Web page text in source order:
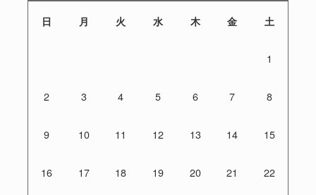
日 月 火 水 木 金 土
1
2 3 4 5 6 7 8
9 10 11 12 13 14 15
16 17 18 19 20 21 22